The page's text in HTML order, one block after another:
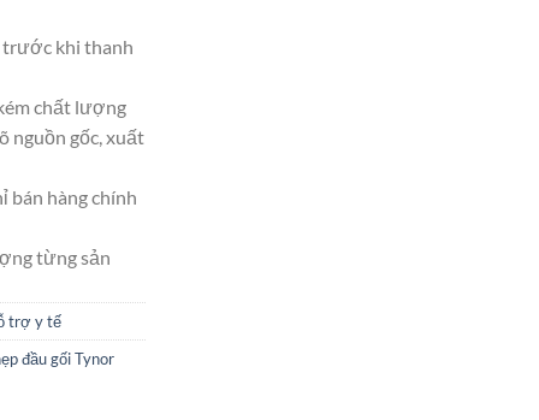
khi thanh
chất lượng
nguồn gốc, xuất
bán hàng chính
từng sản
trợ y tế
đầu gối Tynor